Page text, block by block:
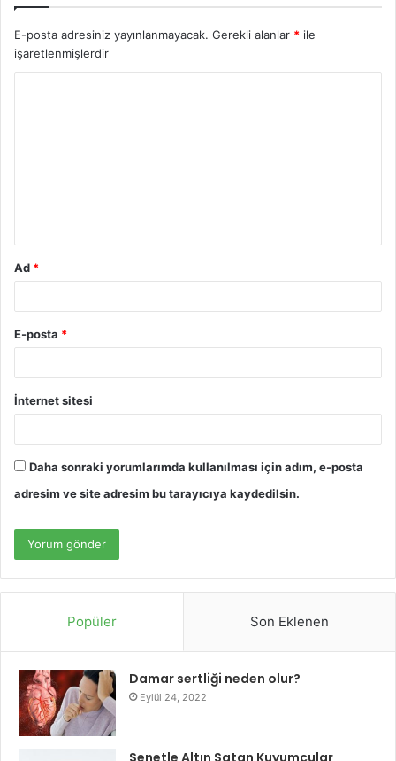
E-posta adresiniz yayınlanmayacak. Gerekli alanlar * ile
işaretlenmişlerdir
Ad *
E-posta *
İnternet sitesi
Daha sonraki yorumlarımda kullanılması için adım, e-posta
adresim ve site adresim bu tarayıcıya kaydedilsin.
Popüler Son Eklenen
Damar sertliği neden olur?
Eylül 24, 2022